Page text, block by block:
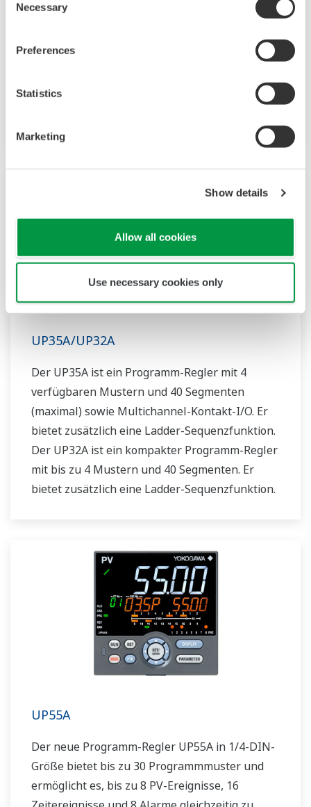
Selection
Necessary
Preferences
Statistics
Marketing
Show details
Allow all cookies
Use necessary cookies only
Alarmfunktion bietet bis zu 9 Alarmausgänge
Messabweichung, Polygonzug-Annäherung,
ist optional eine Stromversorgung für den 24-V-
UP35A/UP32A
Der UP35A ist ein Programm-Regler mit 4
verfügbaren Mustern und 40 Segmenten
(maximal) sowie Multichannel-Kontakt-I/O. Er
bietet zusätzlich eine Ladder-Sequenzfunktion.
Der UP32A ist ein kompakter Programm-Regler
mit bis zu 4 Mustern und 40 Segmenten. Er
bietet zusätzlich eine Ladder-Sequenzfunktion.
UP55A
Der neue Programm-Regler UP55A in 1/4-DIN-
Größe bietet bis zu 30 Programmmuster und
ermöglicht es, bis zu 8 PV-Ereignisse, 16